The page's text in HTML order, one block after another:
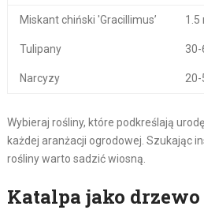
Miskant chiński 'Gracillimus’ 1.5
Tulipany 30-
Narcyzy 20-
Wybieraj rośliny, które podkreślają
każdej aranżacji ogrodowej. Szukając
rośliny warto sadzić wiosną.
Katalpa jako drzewo